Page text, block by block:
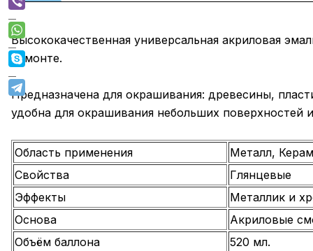
Высококачественная универсальная акриловая
ремонте.
Предназначена для окрашивания: древесины,
удобна для окрашивания небольших поверхностей
Область применения
Металл,
Свойства
Глянцевые
Эффекты
Металлик и
Основа
Акриловые
Объём баллона
520 мл.